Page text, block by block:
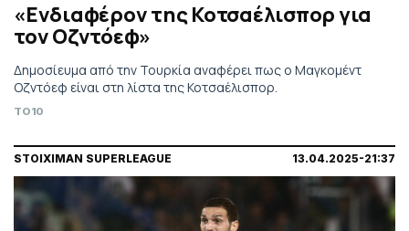
«Ενδιαφέρον της Κοτσαέλισπορ για
τον Οζντόεφ»
Δημοσίευμα από την Τουρκία αναφέρει πως ο Μαγκομέντ
Οζντόεφ είναι στη λίστα της Κοτσαέλισπορ.
TO10
STOIXIMAN SUPERLEAGUE 13.04.2025-21:37